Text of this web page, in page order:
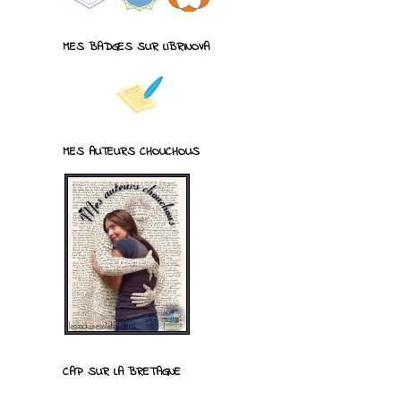
MES BADGES SUR LIBRINOVA
MES AUTEURS CHOUCHOUS
CAP SUR LA BRETAGNE